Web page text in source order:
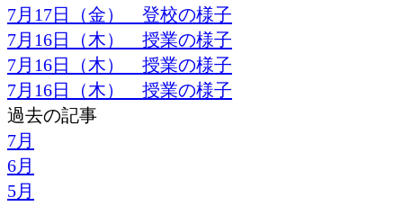
7月17日（金） 登校の様子
7月16日（木） 授業の様子
7月16日（木） 授業の様子
7月16日（木） 授業の様子
過去の記事
7月
6月
5月